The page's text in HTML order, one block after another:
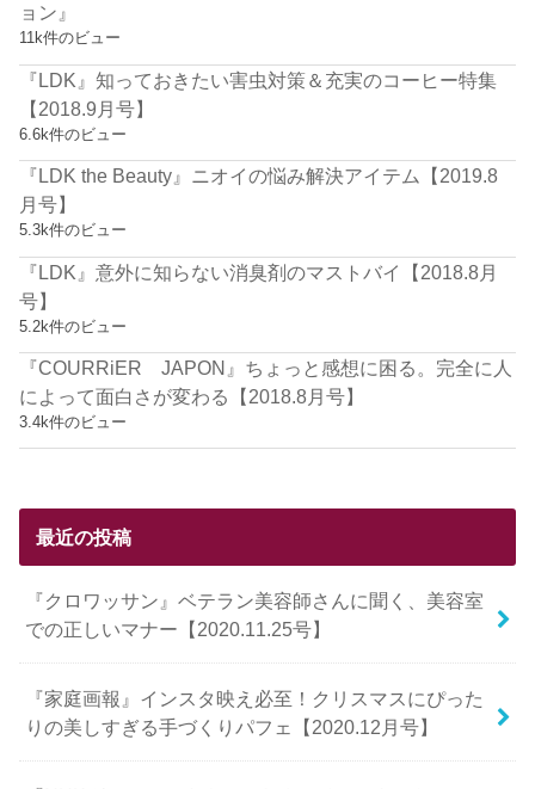
ョン』
11k件のビュー
『LDK』知っておきたい害虫対策＆充実のコーヒー特集
【2018.9月号】
6.6k件のビュー
『LDK the Beauty』ニオイの悩み解決アイテム【2019.8
月号】
5.3k件のビュー
『LDK』意外に知らない消臭剤のマストバイ【2018.8月
号】
5.2k件のビュー
『COURRiER JAPON』ちょっと感想に困る。完全に人
によって面白さが変わる【2018.8月号】
3.4k件のビュー
最近の投稿
『クロワッサン』ベテラン美容師さんに聞く、美容室
での正しいマナー【2020.11.25号】
『家庭画報』インスタ映え必至！クリスマスにぴった
りの美しすぎる手づくりパフェ【2020.12月号】